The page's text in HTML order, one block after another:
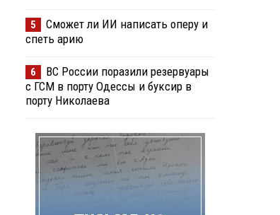
5
Сможет ли ИИ написать оперу и
спеть арию
6
ВС России поразили резервуары
с ГСМ в порту Одессы и буксир в
порту Николаева